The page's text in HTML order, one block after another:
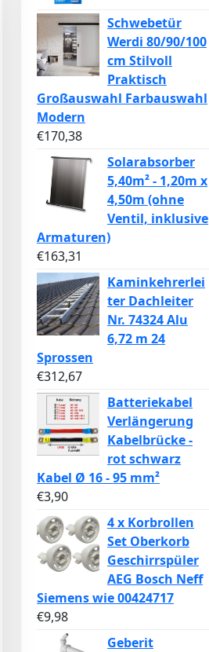
Schwebetür
Werdi 80/90/100
cm Stilvoll
Praktisch
Großauswahl Farbauswahl
Modern
€170,38
Solarabsorber
5,40m² - 1,20m x
4,50m (ohne
Ventil, inklusive
Armaturen)
€163,31
Kaminkehrerlei
ter Dachleiter
Nr. 74324 Alu
6,72 m 24
Sprossen
€312,67
Batteriekabel
Verlängerung
Kabelbrücke -
rot schwarz
Kabel Ø 16 - 95 mm²
€3,90
4 x Korbrollen
Set Oberkorb
Geschirrspüler
AEG Bosch Neff
Siemens wie 00424717
€9,98
Geberit